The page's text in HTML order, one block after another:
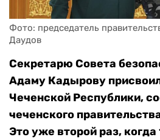
Фото: председатель
Даудов
Секретарю Совета
Адаму Кадырову
Чеченской Республики,
чеченского
Это уже второй раз,